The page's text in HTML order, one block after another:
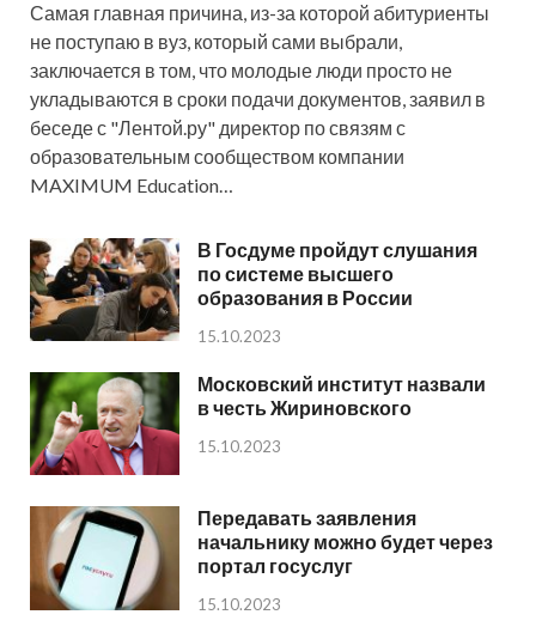
Самая главная причина, из-за которой абитуриенты
не поступаю в вуз, который сами выбрали,
заключается в том, что молодые люди просто не
укладываются в сроки подачи документов, заявил в
беседе с "Лентой.ру" директор по связям с
образовательным сообществом компании
MAXIMUM Education…
В Госдуме пройдут слушания
по системе высшего
образования в России
15.10.2023
Московский институт назвали
в честь Жириновского
15.10.2023
Передавать заявления
начальнику можно будет через
портал госуслуг
15.10.2023